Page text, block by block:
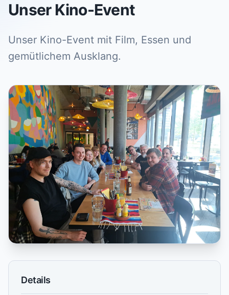
Unser Kino-Event
Unser Kino-Event mit Film, Essen und
gemütlichem Ausklang.
Details